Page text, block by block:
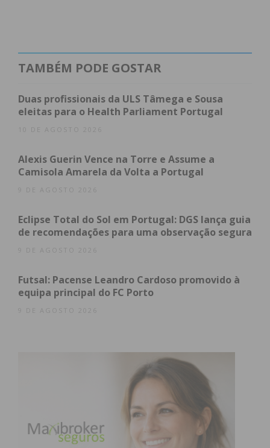
“Dada a brutalidade empregue pelo arguido”, uma
das vítimas, Paulo Ferreira, de 57 anos, foi de
imediato internada em unidade hospitalar “com
graves lesões neurológicas, situação clínica que
ainda se mantém. Já no dia seguinte, Nuno Sousa,
Foi levado para o Hospital Padre Américo, mas
acabo por falecer, “devido a grave lesão
cranioencefálica”, refere a PJ.
O detido – que é suspeito da prática de dois crimes
de homicídio, um dos quais na forma tentada – vai
medidas de coação tidas por adequadas.
Subscreva a newsletter do
Imediato
Assine nossa newsletter por e-mail e
obtenha de forma regular a informação
TAMBÉM PODE GOSTAR
Duas profissionais da ULS Tâmega e Sousa
eleitas para o Health Parliament Portugal
10 DE AGOSTO 2026
Alexis Guerin Vence na Torre e Assume a
Camisola Amarela da Volta a Portugal
9 DE AGOSTO 2026
Eclipse Total do Sol em Portugal: DGS lança guia
de recomendações para uma observação segura
9 DE AGOSTO 2026
Futsal: Pacense Leandro Cardoso promovido à
equipa principal do FC Porto
9 DE AGOSTO 2026